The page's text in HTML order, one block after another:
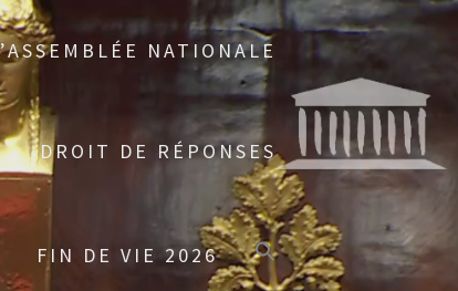
NATIONALE
DROIT DE RÉPONSES
FIN DE VIE 2026